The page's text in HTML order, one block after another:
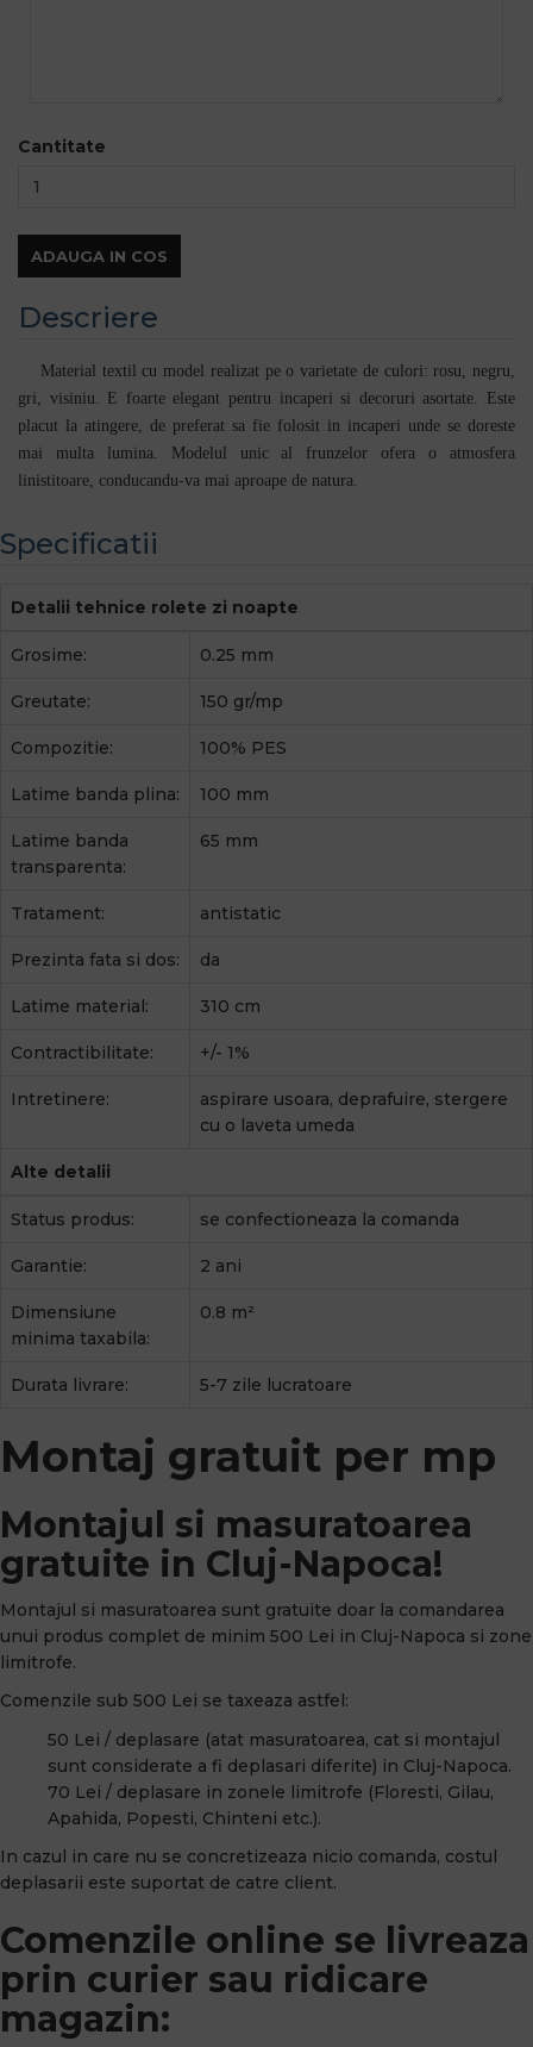
Cantitate
ADAUGA IN COS
Descriere
Material textil cu model realizat pe o varietate de culori: rosu, negru,
gri, visiniu. E foarte elegant pentru incaperi si decoruri asortate. Este
placut la atingere, de preferat sa fie folosit in incaperi unde se doreste
mai multa lumina. Modelul unic al frunzelor ofera o atmosfera
linistitoare, conducandu-va mai aproape de natura.
Specificatii
Detalii tehnice rolete zi noapte
Grosime: 0.25 mm
Greutate: 150 gr/mp
Compozitie: 100% PES
Latime banda plina: 100 mm
Latime banda
transparenta:
65 mm
Tratament: antistatic
Prezinta fata si dos: da
Latime material: 310 cm
Contractibilitate: +/- 1%
Intretinere:
aspirare usoara, deprafuire, stergere
cu o laveta umeda
Alte detalii
Status produs: se confectioneaza la comanda
Garantie: 2 ani
Dimensiune
minima taxabila:
0.8 m²
Durata livrare: 5-7 zile lucratoare
Montaj gratuit per mp
Montajul si masuratoarea
gratuite in Cluj-Napoca!
Montajul si masuratoarea sunt gratuite doar la comandarea
unui produs complet de minim 500 Lei in Cluj-Napoca si zone
limitrofe.
Comenzile sub 500 Lei se taxeaza astfel:
50 Lei / deplasare (atat masuratoarea, cat si montajul
sunt considerate a fi deplasari diferite) in Cluj-Napoca.
70 Lei / deplasare in zonele limitrofe (Floresti, Gilau,
Apahida, Popesti, Chinteni etc.).
In cazul in care nu se concretizeaza nicio comanda, costul
deplasarii este suportat de catre client.
Comenzile online se livreaza
prin curier sau ridicare
magazin: